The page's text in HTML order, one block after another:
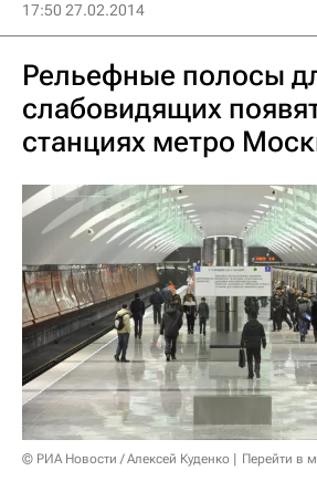
17:50 27.02.2014
Рельефные полосы
слабовидящих
станциях метро
© РИА Новости / Алексей Куденко Перейти в